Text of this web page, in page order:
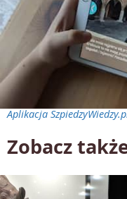
Aplikacja
Zobacz